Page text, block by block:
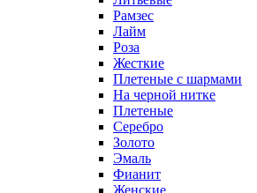
Рамзес
Лайм
Роза
Жесткие
Плетеные с шармами
На черной нитке
Плетеные
Серебро
Золото
Эмаль
Фианит
Женские